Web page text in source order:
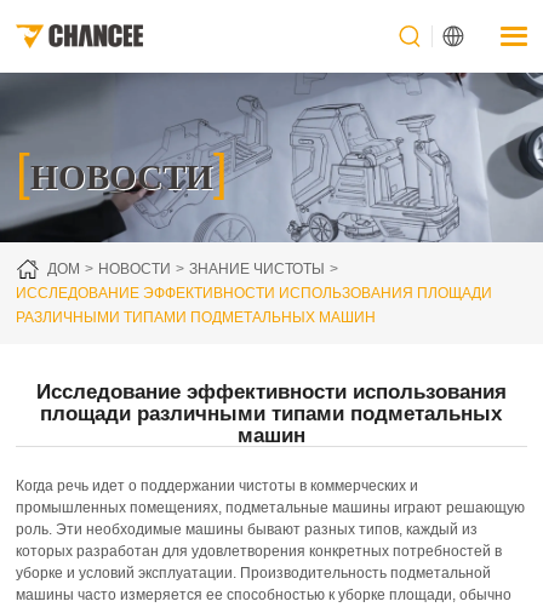
[НОВОСТИ]
ДОМ НОВОСТИ
ЗНАНИЕ ЧИСТОТЫ
ИССЛЕДОВАНИЕ ЭФФЕКТИВНОСТИ ИСПОЛЬЗОВАНИЯ ПЛОЩАДИ
РАЗЛИЧНЫМИ ТИПАМИ ПОДМЕТАЛЬНЫХ МАШИН
Исследование эффективности использования
площади различными типами подметальных
машин
Когда речь идет о поддержании чистоты в коммерческих и
промышленных помещениях, подметальные машины играют решающую
роль. Эти необходимые машины бывают разных типов, каждый из
которых разработан для удовлетворения конкретных потребностей в
уборке и условий эксплуатации. Производительность подметальной
машины часто измеряется ее способностью к уборке площади, обычно